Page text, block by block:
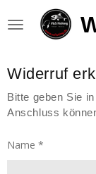
Hauptinhalt
Widerruf
Bitte geben Sie
Anschluss
Name *